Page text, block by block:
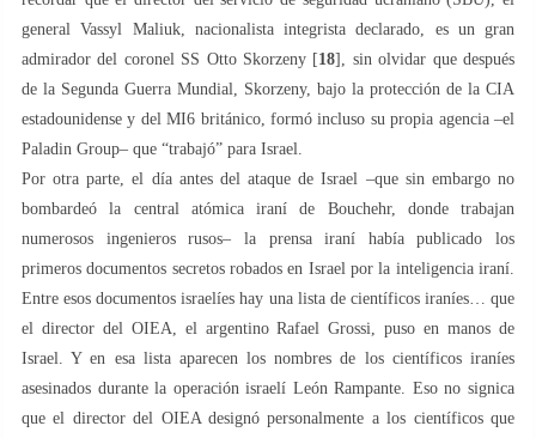
general Vassyl Maliuk, nacionalista integrista declarado, es un gran
admirador del coronel SS Otto Skorzeny [18], sin olvidar que después
de la Segunda Guerra Mundial, Skorzeny, bajo la protección de la CIA
estadounidense y del MI6 británico, formó incluso su propia agencia –el
Paladin Group– que “trabajó” para Israel.
Por otra parte, el día antes del ataque de Israel –que sin embargo no
bombardeó la central atómica iraní de Bouchehr, donde trabajan
numerosos ingenieros rusos– la prensa iraní había publicado los
primeros documentos secretos robados en Israel por la inteligencia iraní.
Entre esos documentos israelíes hay una lista de científicos iraníes… que
el director del OIEA, el argentino Rafael Grossi, puso en manos de
Israel. Y en esa lista aparecen los nombres de los científicos iraníes
asesinados durante la operación israelí León Rampante. Eso no signica
que el director del OIEA designó personalmente a los científicos que